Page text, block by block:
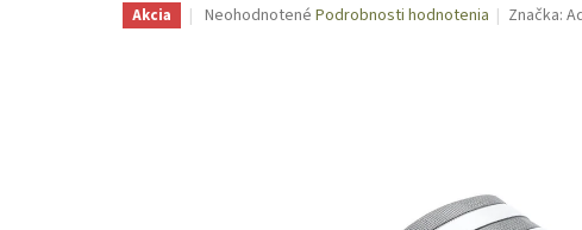
Akcia
Priemerné
Neohodnotené Podrobnosti hodnotenia Značka: